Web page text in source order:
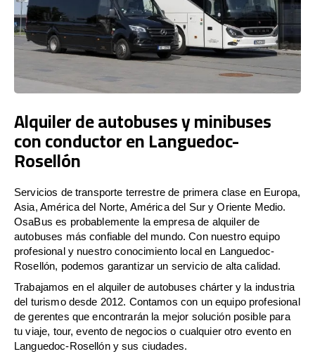
Alquiler de autobuses y minibuses
con conductor en Languedoc-
Rosellón
Servicios de transporte terrestre de primera clase en Europa,
Asia, América del Norte, América del Sur y Oriente Medio.
OsaBus es probablemente la empresa de alquiler de
autobuses más confiable del mundo. Con nuestro equipo
profesional y nuestro conocimiento local en Languedoc-
Rosellón, podemos garantizar un servicio de alta calidad.
Trabajamos en el alquiler de autobuses chárter y la industria
del turismo desde 2012. Contamos con un equipo profesional
de gerentes que encontrarán la mejor solución posible para
tu viaje, tour, evento de negocios o cualquier otro evento en
Languedoc-Rosellón y sus ciudades.